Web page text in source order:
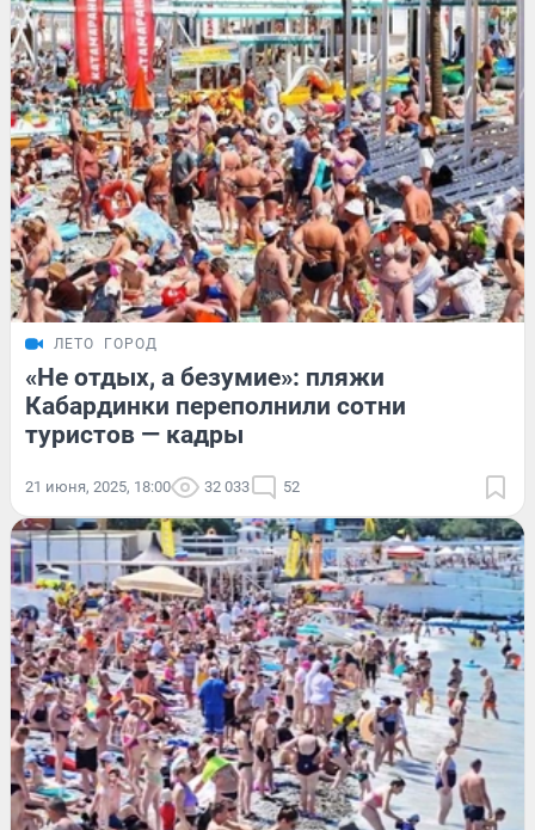
ЛЕТО ГОРОД
«Не отдых, а безумие»: пляжи
Кабардинки переполнили сотни
туристов — кадры
21 июня, 2025, 18:00 32 033 52